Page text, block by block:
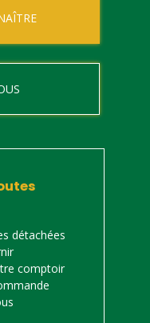
détachées
comptoir